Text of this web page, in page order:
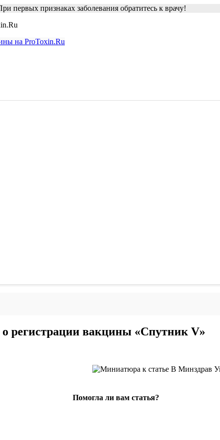
первых признаках заболевания обратитесь к врачу!
регистрации вакцины «Спутник V»
Помогла ли вам статья?